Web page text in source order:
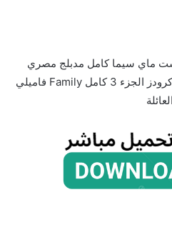
ماي سيما كامل مدبلج مصري
egybest mycima فيلم عائلة كرودز الجزء 3 كامل Family فاميلي
العائلة